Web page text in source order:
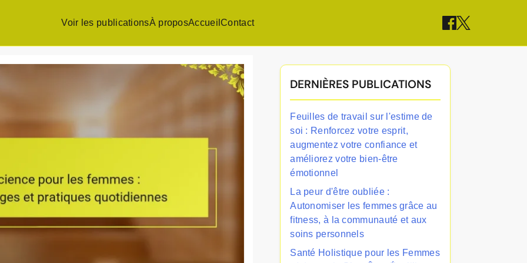
Voir les publicationsÀ proposAccueilContact
DERNIÈRES PUBLICATIONS
Feuilles de travail sur l'estime de
soi : Renforcez votre esprit,
augmentez votre confiance et
améliorez votre bien-être
émotionnel
La peur d'être oubliée :
Autonomiser les femmes grâce au
fitness, à la communauté et aux
soins personnels
Santé Holistique pour les Femmes